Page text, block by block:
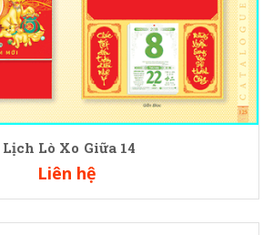
Lịch Lò Xo Giữa 14
Liên hệ